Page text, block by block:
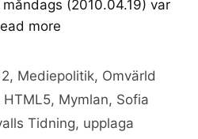
(2010.04.19) var
more
, Mediepolitik, Omvärld
HTML5, Mymlan, Sofia
Tidning, upplaga